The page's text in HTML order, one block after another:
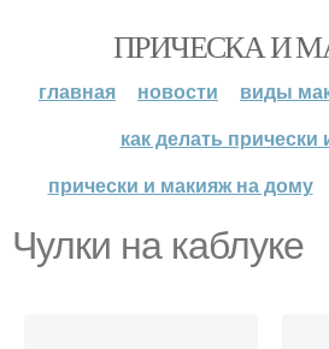
ПРИЧЕСКА И
главная новости
виды
как делать прически
прически и макияж на дому
Чулки на каблуке